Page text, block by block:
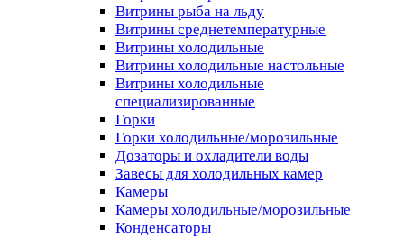
Витрины рыба на льду
Витрины среднетемпературные
Витрины холодильные
Витрины холодильные настольные
Витрины холодильные
специализированные
Горки
Горки холодильные/морозильные
Дозаторы и охладители воды
Завесы для холодильных камер
Камеры
Камеры холодильные/морозильные
Конденсаторы